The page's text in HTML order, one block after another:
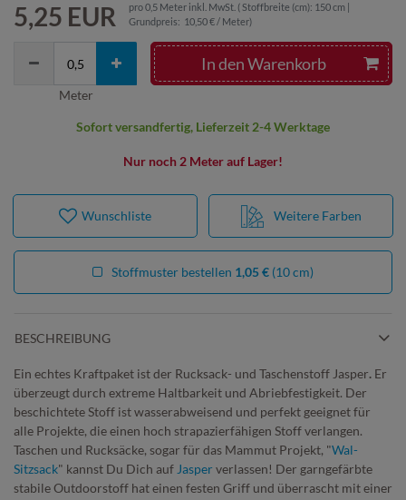
5,25 EUR pro0,5 Meter inkl. MwSt. ( Stoffbreite (cm): 150 cm |
Grundpreis: 10,50 € / Meter)
Nur noch 2 Meter auf Lager!
In den Warenkorb
Meter
Sofort versandfertig, Lieferzeit 2-4 Werktage
Weitere Farben
Wunschliste
Stoffmuster bestellen 1,05 € (10 cm)
BESCHREIBUNG
Ein echtes Kraftpaket ist der Rucksack- und Taschenstoff Jasper. Er
überzeugt durch extreme Haltbarkeit und Abriebfestigkeit. Der
beschichtete Stoff ist wasserabweisend und perfekt geeignet für
alle Projekte, die einen hoch strapazierfähigen Stoff verlangen.
Taschen und Rucksäcke, sogar für das Mammut Projekt, "Wal-
Sitzsack" kannst Du Dich auf Jasperverlassen! Der garngefärbte
stabile Outdoorstoff hat einen festen Griff und überrascht mit einer